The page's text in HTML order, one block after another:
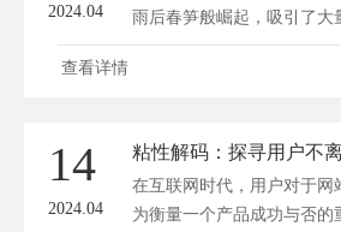
2024.04
雨后春笋般崛起，吸引了大
者。...
查看详情
14
2024.04
粘性解码：探寻用户不
在互联网时代，用户对于网
为衡量一个产品成功与否的